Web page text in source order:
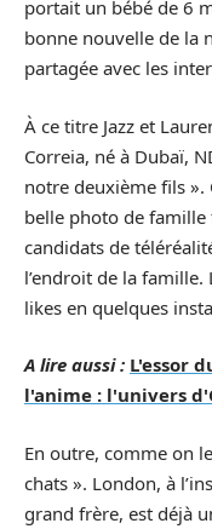
portait un bébé de 6
bonne nouvelle de la
partagée avec les
À ce titre Jazz et
Correia, né à Dubaï,
notre deuxième fils ».
belle photo de famille
candidats de
l’endroit de la
likes en quelques
A lire aussi : L'essor
l'anime : l'univers
En outre, comme on
chats ». London, à
grand frère, est déjà